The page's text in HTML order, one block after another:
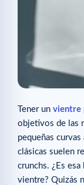
Tener un vientre
objetivos de las
pequeñas
clásicas suelen
crunchs. ¿Es
vientre? Quizás